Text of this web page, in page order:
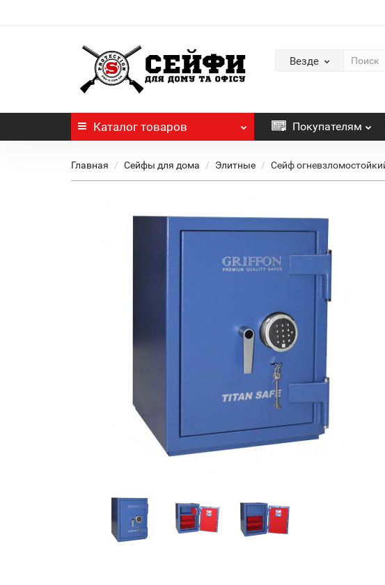
Везде
Каталог товаров Покупателям
Главная Сейфы для дома Элитные Сейф